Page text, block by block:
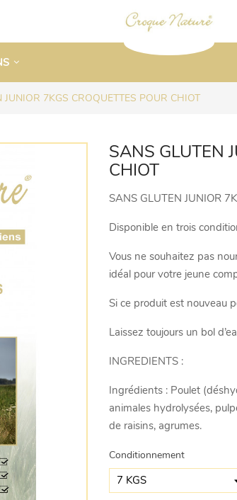
JUNIOR 7KGS CROQUETTES POUR CHIOT
SANS GLUTEN
CHIOT
SANS GLUTEN JUNIOR
Disponible en trois
Vous ne souhaitez pas
idéal pour votre jeune
Si ce produit est nouveau
Laissez toujours un bol
INGREDIENTS :
Ingrédients : Poulet
animales hydrolysées,
de raisins, agrumes.
Conditionnement